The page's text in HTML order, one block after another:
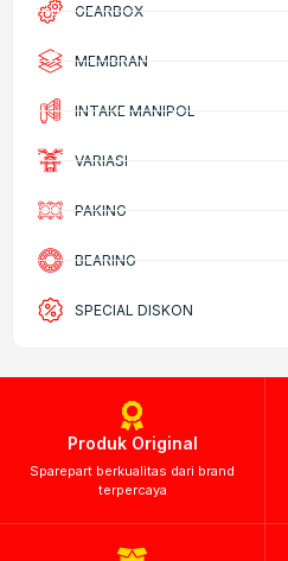
GEARBOX
MEMBRAN
INTAKE MANIPOL
VARIASI
PAKING
BEARING
SPECIAL DISKON
Produk Original
Sparepart berkualitas dari brand
terpercaya